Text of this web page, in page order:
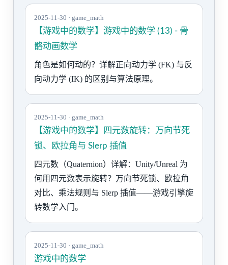
2025-11-30 · game_math
【游戏中的数学】游戏中的数学 (13) - 骨
骼动画数学
角色是如何动的？详解正向动力学 (FK) 与反
向动力学 (IK) 的区别与算法原理。
2025-11-30 · game_math
【游戏中的数学】四元数旋转：万向节死
锁、欧拉角与 Slerp 插值
四元数（Quaternion）详解：Unity/Unreal 为
何用四元数表示旋转？万向节死锁、欧拉角
对比、乘法规则与 Slerp 插值——游戏引擎旋
转数学入门。
2025-11-30 · game_math
游戏中的数学